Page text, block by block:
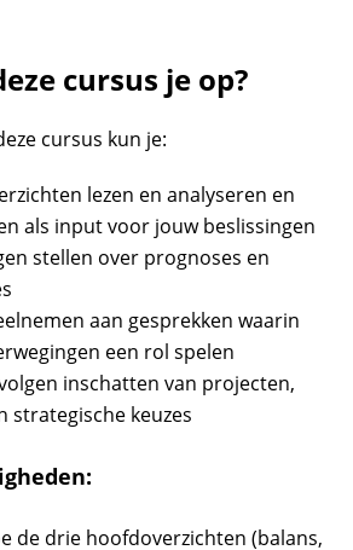
cursus je op?
cursus kun je:
lezen en analyseren en
als input voor jouw beslissingen
stellen over prognoses en
aan gesprekken waarin
een rol spelen
inschatten van projecten,
strategische keuzes
de drie hoofdoverzichten (balans,